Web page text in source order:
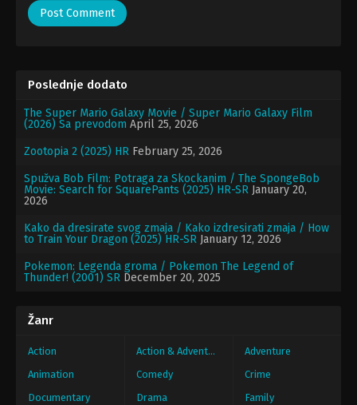
Poslednje dodato
The Super Mario Galaxy Movie / Super Mario Galaxy Film
(2026) Sa prevodom April 25, 2026
Zootopia 2 (2025) HR February 25, 2026
Spužva Bob Film: Potraga za Skockanim / The SpongeBob
Movie: Search for SquarePants (2025) HR-SR January 20,
2026
Kako da dresirate svog zmaja / Kako izdresirati zmaja / How
to Train Your Dragon (2025) HR-SR January 12, 2026
Pokemon: Legenda groma / Pokemon The Legend of
Thunder! (2001) SR December 20, 2025
Žanr
Action Action & Adventure
Adventure
Animation
Comedy
Crime
Documentary
Drama
Family